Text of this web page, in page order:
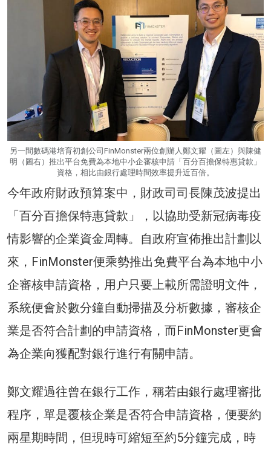
另一間數碼港培育初創公司FinMonster兩位創辦人鄭文耀（圖左）與陳健
明（圖右）推出平台免費為本地中小企審核申請「百分百擔保特惠貸款」
資格，相比由銀行處理時間效率提升近百倍。
今年政府財政預算案中，財政司司長陳茂波提出
「百分百擔保特惠貸款」，以協助受新冠病毒疫
情影響的企業資金周轉。自政府宣佈推出計劃以
來，FinMonster便乘勢推出免費平台為本地中小
企審核申請資格，用户只要上載所需證明文件，
系統便會於數分鐘自動掃描及分析數據，審核企
業是否符合計劃的申請資格，而FinMonster更會
為企業向獲配對銀行進行有關申請。
鄭文耀過往曾在銀行工作，稱若由銀行處理審批
程序，單是覆核企業是否符合申請資格，便要約
兩星期時間，但現時可縮短至約5分鐘完成，時